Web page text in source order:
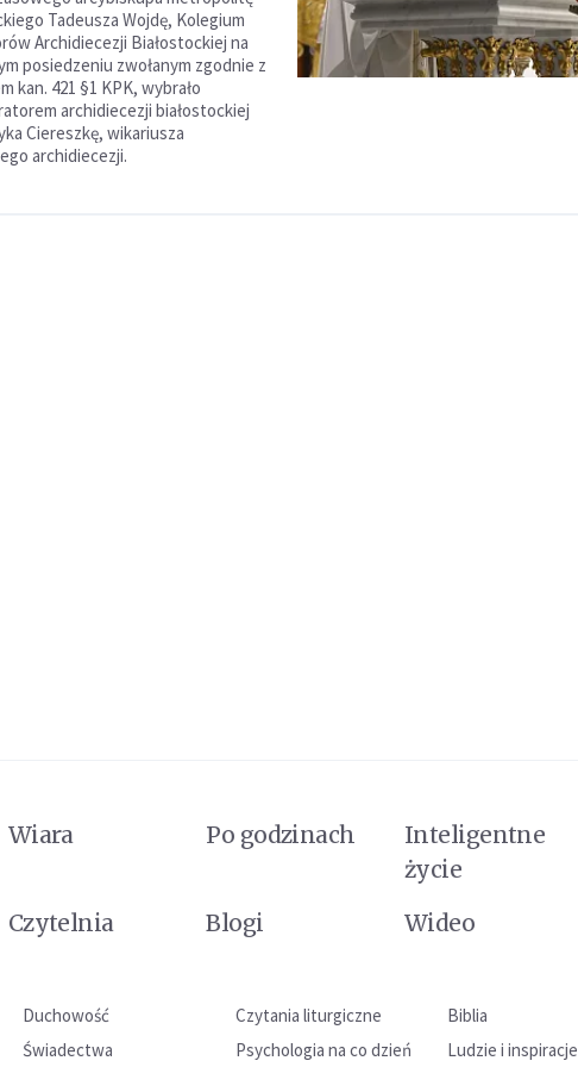
Tadeusza Wojdę, Kolegium
Archidiecezji Białostockiej na
posiedzeniu zwołanym zgodnie z
kan. 421 §1 KPK, wybrało
archidiecezji białostockiej
Ciereszkę, wikariusza
archidiecezji.
Wiara Po godzinach
Inteligentne
życie
Czytelnia Blogi Wideo
Duchowość Czytania liturgiczne
Biblia
Świadectwa Psychologia na co dzień Ludzie i inspiracje